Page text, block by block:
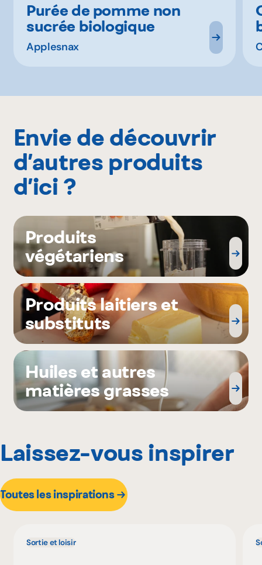
Purée de pomme non
sucrée biologique
Applesnax
Envie de découvrir
d’autres produits
d’ici ?
Produits
végétariens
Produits laitiers et
substituts
Huiles et autres
matières grasses
Laissez-vous inspirer
Toutes les inspirations
Sortie et loisir